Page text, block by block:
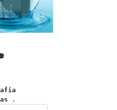
.